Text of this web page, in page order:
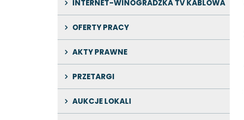
INTERNET-WINOGRADZKA TV KABLOWA
OFERTY PRACY
AKTY PRAWNE
PRZETARGI
AUKCJE LOKALI